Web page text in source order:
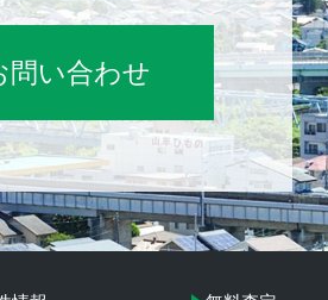
問い合わせ